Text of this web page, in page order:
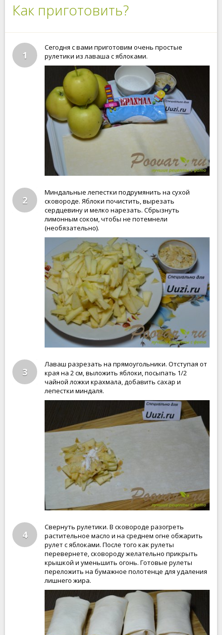
Как приготовить?
1
Сегодня с вами приготовим очень простые
рулетики из лаваша с яблоками.
2
Миндальные лепестки подрумянить на сухой
сковороде. Яблоки почистить, вырезать
сердцевину и мелко нарезать. Сбрызнуть
лимонным соком, чтобы не потемнели
(необязательно).
3
Лаваш разрезать на прямоугольники. Отступая от
края на 2 см, выложить яблоки, посыпать 1/2
чайной ложки крахмала, добавить сахар и
лепестки миндаля.
4
Свернуть рулетики. В сковороде разогреть
растительное масло и на среднем огне обжарить
рулет с яблоками. После того как рулеты
перевернете, сковороду желательно прикрыть
крышкой и уменьшить огонь. Готовые рулеты
переложить на бумажное полотенце для удаления
лишнего жира.